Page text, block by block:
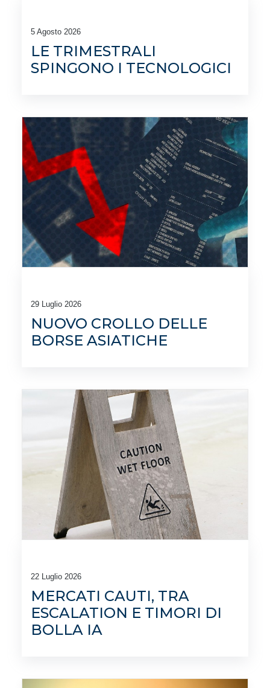
5 Agosto 2026
LE TRIMESTRALI
SPINGONO I TECNOLOGICI
29 Luglio 2026
NUOVO CROLLO DELLE
BORSE ASIATICHE
22 Luglio 2026
MERCATI CAUTI, TRA
ESCALATION E TIMORI DI
BOLLA IA